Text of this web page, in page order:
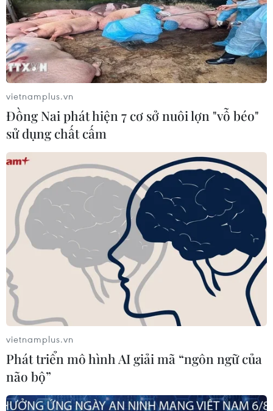
nhớ sẽ có biểu hiện khác nhau.
Hướng dẫn chế độ dinh dưỡng cân bằng
cho người lớn tuổi
29/12/2023 08:50
Càng lớn tuổi, cơ thể cha mẹ càng dễ bị tổn thương do
mất dần khối cơ và suy giảm khả năng miễn dịch.
vietnamplus.vn
Đồng Nai phát hiện 7 cơ sở nuôi lợn "vỗ béo"
sử dụng chất cấm
vietnamplus.vn
Phát triển mô hình AI giải mã “ngôn ngữ của
não bộ”